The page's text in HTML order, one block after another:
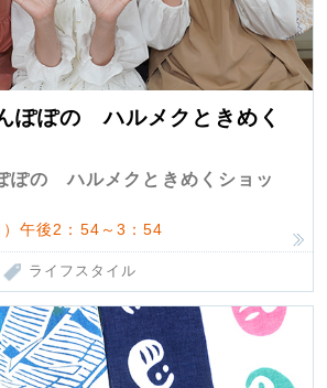
ぽぽの ハルメクときめく
ぽの ハルメクときめくショッ
午後2：54～3：54
ライフスタイル